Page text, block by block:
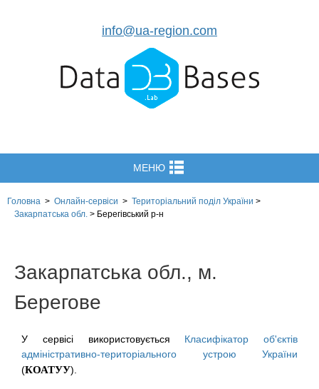
info@ua-region.com
МЕНЮ
Головна > Онлайн-сервіси > Територіальний поділ України >
Закарпатська обл. > Берегівський р-н
Закарпатська обл., м.
Берегове
У сервісі використовується Класифікатор об'єктів
адміністративно-територіального устрою України
(КОАТУУ).